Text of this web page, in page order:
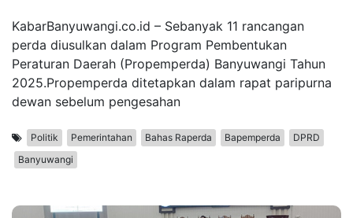
KabarBanyuwangi.co.id – Sebanyak 11 rancangan
perda diusulkan dalam Program Pembentukan
Peraturan Daerah (Propemperda) Banyuwangi Tahun
2025.Propemperda ditetapkan dalam rapat paripurna
dewan sebelum pengesahan
Politik Pemerintahan Bahas Raperda Bapemperda
DPRD
Banyuwangi